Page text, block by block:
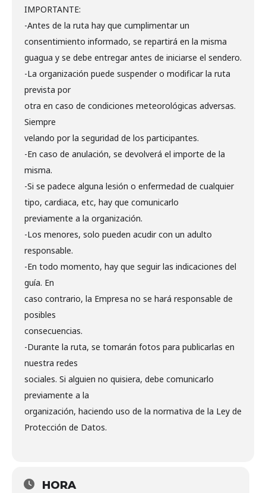
IMPORTANTE:
-Antes de la ruta hay que cumplimentar un
consentimiento informado, se repartirá en la misma
guagua y se debe entregar antes de iniciarse el sendero.
-La organización puede suspender o modificar la ruta
prevista por
otra en caso de condiciones meteorológicas adversas.
Siempre
velando por la seguridad de los participantes.
-En caso de anulación, se devolverá el importe de la
misma.
-Si se padece alguna lesión o enfermedad de cualquier
tipo, cardiaca, etc, hay que comunicarlo
previamente a la organización.
-Los menores, solo pueden acudir con un adulto
responsable.
-En todo momento, hay que seguir las indicaciones del
guía. En
caso contrario, la Empresa no se hará responsable de
posibles
consecuencias.
-Durante la ruta, se tomarán fotos para publicarlas en
nuestra redes
sociales. Si alguien no quisiera, debe comunicarlo
previamente a la
organización, haciendo uso de la normativa de la Ley de
Protección de Datos.
HORA